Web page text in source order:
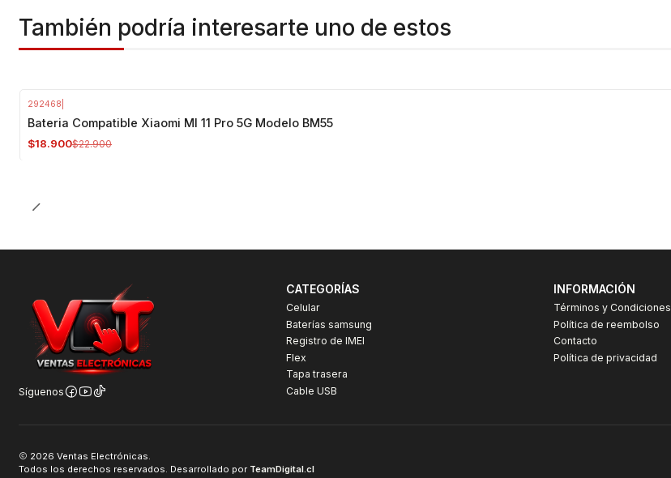
También podría interesarte uno de estos
292468
Bateria Compatible Xiaomi MI 11 Pro 5G Modelo BM55
$18.900$22.900
Síguenos
CATEGORÍAS
Celular
Baterías samsung
Registro de IMEI
Flex
Tapa trasera
Cable USB
INFORMACIÓN
Términos y Condiciones
Política de reembolso
Contacto
Política de privacidad
2026 Ventas Electrónicas.
Todos los derechos reservados. Desarrollado por TeamDigital.cl